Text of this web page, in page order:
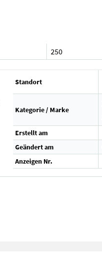
250
Standort
Kategorie / Marke
Erstellt am
Geändert am
Anzeigen Nr.